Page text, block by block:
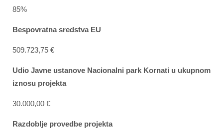
85%
Bespovratna sredstva EU
509.723,75 €
Udio Javne ustanove Nacionalni park Kornati u ukupnom
iznosu projekta
30.000,00 €
Razdoblje provedbe projekta